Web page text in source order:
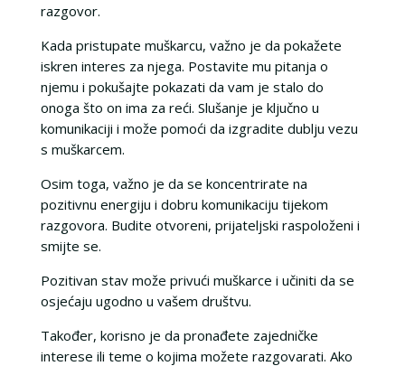
razgovor.
Kada pristupate muškarcu, važno je da pokažete
iskren interes za njega. Postavite mu pitanja o
njemu i pokušajte pokazati da vam je stalo do
onoga što on ima za reći. Slušanje je ključno u
komunikaciji i može pomoći da izgradite dublju vezu
s muškarcem.
Osim toga, važno je da se koncentrirate na
pozitivnu energiju i dobru komunikaciju tijekom
razgovora. Budite otvoreni, prijateljski raspoloženi i
smijte se.
Pozitivan stav može privući muškarce i učiniti da se
osjećaju ugodno u vašem društvu.
Također, korisno je da pronađete zajedničke
interese ili teme o kojima možete razgovarati. Ako